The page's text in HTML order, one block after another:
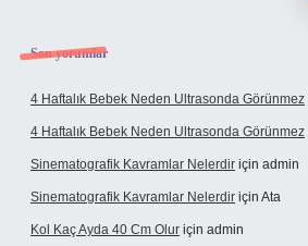
Son yorumlar
4 Haftalık Bebek Neden Ultrasonda Görünmez
4 Haftalık Bebek Neden Ultrasonda Görünmez
Sinematografik Kavramlar Nelerdir için admin
Sinematografik Kavramlar Nelerdir için Ata
Kol Kaç Ayda 40 Cm Olur için admin